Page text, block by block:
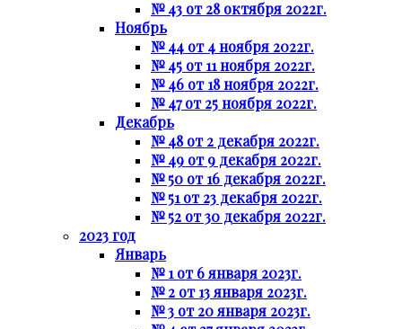
№ 43 от 28 октября 2022г.
Ноябрь
№ 44 от 4 ноября 2022г.
№ 45 от 11 ноября 2022г.
№ 46 от 18 ноября 2022г.
№ 47 от 25 ноября 2022г.
Декабрь
№ 48 от 2 декабря 2022г.
№ 49 от 9 декабря 2022г.
№ 50 от 16 декабря 2022г.
№ 51 от 23 декабря 2022г.
№ 52 от 30 декабря 2022г.
2023 год
Январь
№ 1 от 6 января 2023г.
№ 2 от 13 января 2023г.
№ 3 от 20 января 2023г.